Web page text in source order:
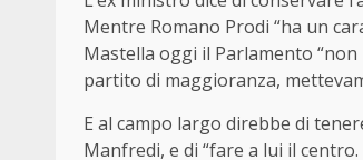
Mentre Romano Prodi “ha un
Mastella oggi il Parlamento
partito di maggioranza,
E al campo largo direbbe di
Manfredi, e di “fare a lui il